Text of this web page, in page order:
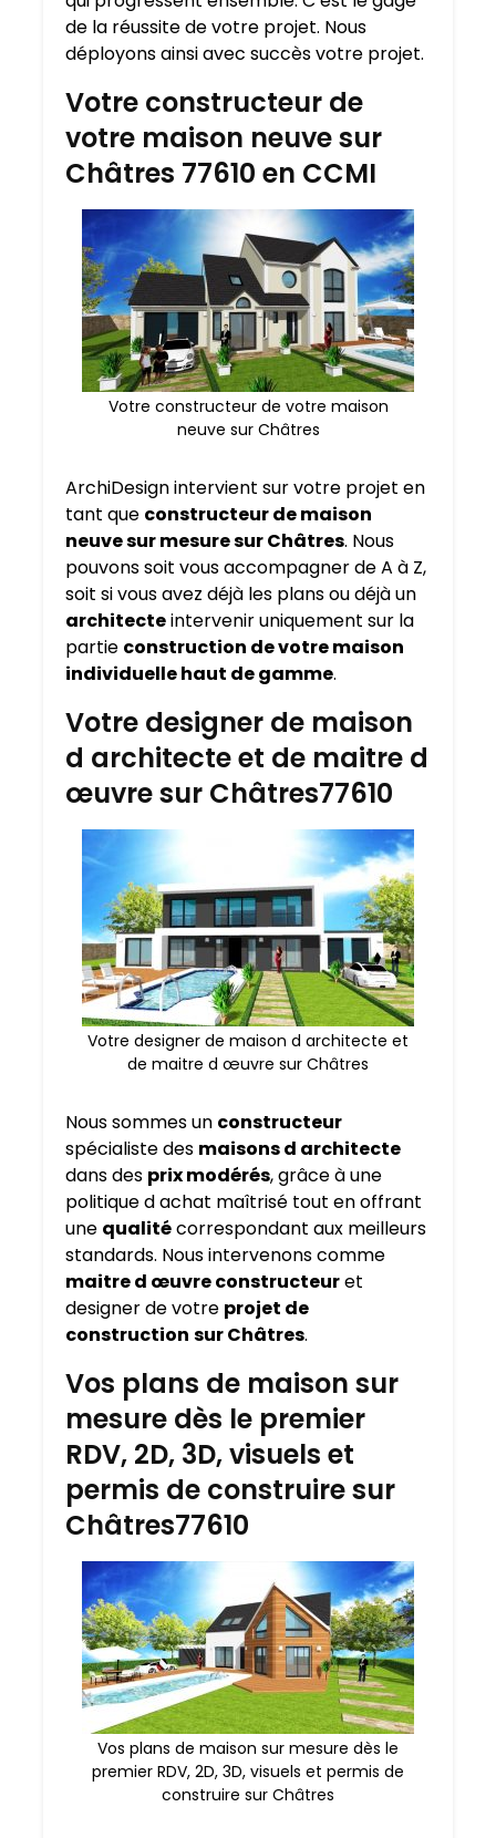
de la réussite de votre projet. Nous
déployons ainsi avec succès votre projet.
Votre constructeur de
votre maison neuve sur
Châtres 77610 en CCMI
Votre constructeur de votre maison
neuve sur Châtres
ArchiDesign intervient sur votre projet en
tant que constructeur de maison
neuve sur mesure surChâtres. Nous
pouvons soit vous accompagner de A à Z,
soit si vous avez déjà les plans ou déjà un
architecteintervenir uniquement sur la
partie construction de votre maison
individuelle haut de gamme.
Votre designer de maison
d architecte et de maitre d
œuvre sur Châtres77610
Votre designer de maison d architecte et
de maitre d œuvre sur Châtres
Nous sommes un constructeur
spécialiste des maisons d architecte
dans des prix modérés, grâce à une
politique d achat maîtrisé tout en offrant
une qualitécorrespondant aux meilleurs
standards. Nous intervenons comme
maitre d œuvre constructeuret
designer de votre projet de
construction sur Châtres.
Vos plans de maison sur
mesure dès le premier
RDV, 2D, 3D, visuels et
permis de construire sur
Châtres77610
Vos plans de maison sur mesure dès le
premier RDV, 2D, 3D, visuels et permis de
construire sur Châtres